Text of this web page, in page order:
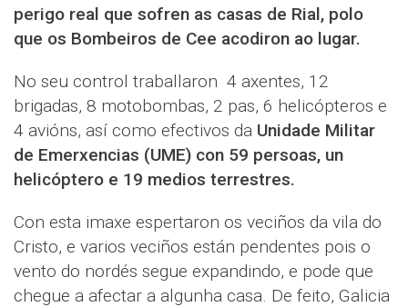
perigo real que sofren as casas de Rial, polo
que os Bombeiros de Cee acodiron ao lugar.
No seu control traballaron 4 axentes, 12
brigadas, 8 motobombas, 2 pas, 6 helicópteros e
4 avións, así como efectivos da Unidade Militar
de Emerxencias (UME) con 59 persoas, un
helicóptero e 19 medios terrestres.
Con esta imaxe espertaron os veciños da vila do
Cristo, e varios veciños están pendentes pois o
vento do nordés segue expandindo, e pode que
chegue a afectar a algunha casa. De feito, Galicia